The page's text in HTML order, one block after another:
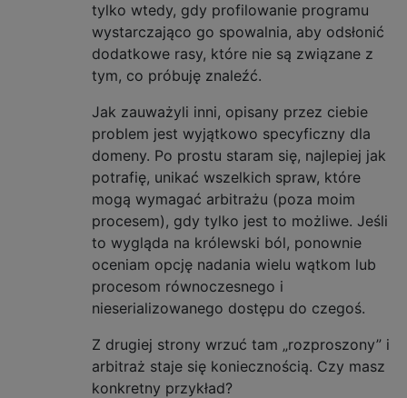
tylko wtedy, gdy profilowanie programu
wystarczająco go spowalnia, aby odsłonić
dodatkowe rasy, które nie są związane z
tym, co próbuję znaleźć.
Jak zauważyli inni, opisany przez ciebie
problem jest wyjątkowo specyficzny dla
domeny. Po prostu staram się, najlepiej jak
potrafię, unikać wszelkich spraw, które
mogą wymagać arbitrażu (poza moim
procesem), gdy tylko jest to możliwe. Jeśli
to wygląda na królewski ból, ponownie
oceniam opcję nadania wielu wątkom lub
procesom równoczesnego i
nieserializowanego dostępu do czegoś.
Z drugiej strony wrzuć tam „rozproszony” i
arbitraż staje się koniecznością. Czy masz
konkretny przykład?